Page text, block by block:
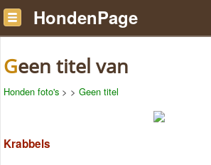
HondenPage
Geen titel van
Honden foto's > > Geen titel
Krabbels